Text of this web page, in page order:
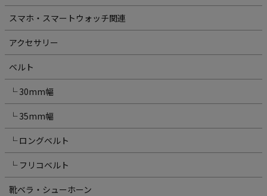
スマホ・スマートウォッチ関連
アクセサリー
ベルト
└ 30mm幅
└ 35mm幅
└ ロングベルト
└ フリコベルト
靴ベラ・シューホーン